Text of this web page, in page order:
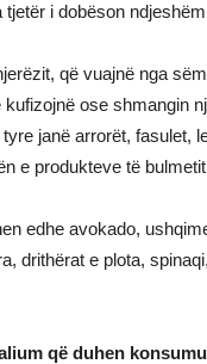
tjetër i dobëson
që vuajnë nga
ose shmangin
janë arrorët, fasulet,
e produkteve të
edhe avokado,
drithërat e plota,
që duhen